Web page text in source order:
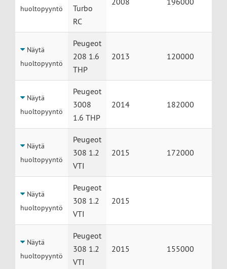
huoltopyyntö
Turbo
RC
Näytä
huoltopyyntö
Peugeot
208 1.6
THP
2013 120000
Näytä
huoltopyyntö
Peugeot
3008
1.6 THP
2014 182000
Näytä
huoltopyyntö
Peugeot
308 1.2
VTI
2015 172000
Näytä
huoltopyyntö
Peugeot
308 1.2
VTI
2015
Näytä
huoltopyyntö
Peugeot
308 1.2
VTI
2015 155000